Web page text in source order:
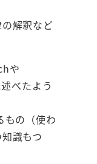
解釈など
や
べたよう
もの（使わ
識もつ